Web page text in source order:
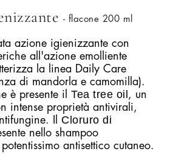
- flacone 200 ml
azione igienizzante con
all'azione emolliente
la linea Daily Care
di mandorla e camomilla).
è presente il Tea tree oil, un
intense proprietà antivirali,
Il Cloruro di
nello shampoo
antisettico cutaneo.